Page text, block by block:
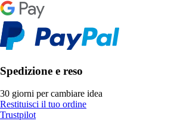
Spedizione e reso
30 giorni per cambiare idea
Restituisci il tuo ordine
Trustpilot